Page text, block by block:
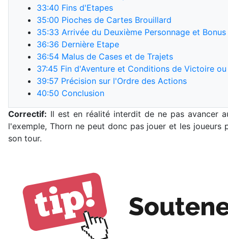
33:40 Fins d'Etapes
35:00 Pioches de Cartes Brouillard
35:33 Arrivée du Deuxième Personnage et
36:36 Dernière Etape
36:54 Malus de Cases et de Trajets
37:45 Fin d'Aventure et Conditions de Victoire
39:57 Précision sur l'Ordre des Actions
40:50 Conclusion
Correctif: Il est en réalité interdit de ne pas avancer
l'exemple, Thorn ne peut donc pas jouer et les
son tour.